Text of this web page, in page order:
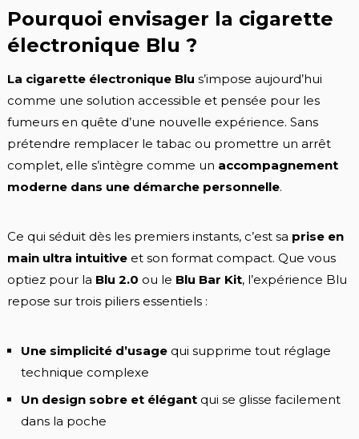
Pourquoi envisager la cigarette
électronique Blu ?
La cigarette électronique Blu s’impose aujourd’hui
comme une solution accessible et pensée pour les
fumeurs en quête d’une nouvelle expérience. Sans
prétendre remplacer le tabac ou promettre un arrêt
complet, elle s’intègre comme un accompagnement
moderne dans une démarche personnelle.
Ce qui séduit dès les premiers instants, c’est sa prise en
main ultra intuitiveet son format compact. Que vous
optiez pour la Blu 2.0 ou le Blu Bar Kit, l’expérience Blu
repose sur trois piliers essentiels :
Une simplicité d’usagequi supprime tout réglage
technique complexe
Un design sobre et élégantqui se glisse facilement
dans la poche